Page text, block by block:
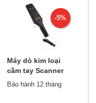
-5%
Máy dò kim loại
cầm tay Scanner
GP-140
Bảo hành 12 tháng